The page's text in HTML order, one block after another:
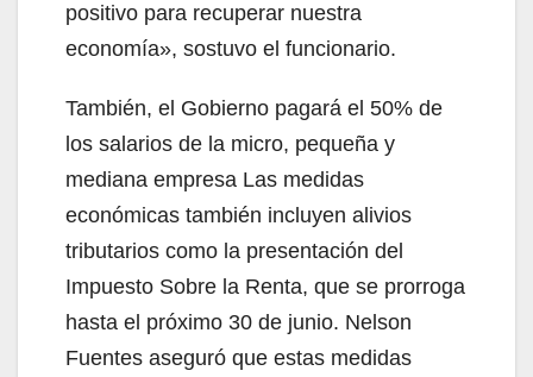
positivo para recuperar nuestra
economía», sostuvo el funcionario.
También, el Gobierno pagará el 50% de
los salarios de la micro, pequeña y
mediana empresa Las medidas
económicas también incluyen alivios
tributarios como la presentación del
Impuesto Sobre la Renta, que se prorroga
hasta el próximo 30 de junio. Nelson
Fuentes aseguró que estas medidas